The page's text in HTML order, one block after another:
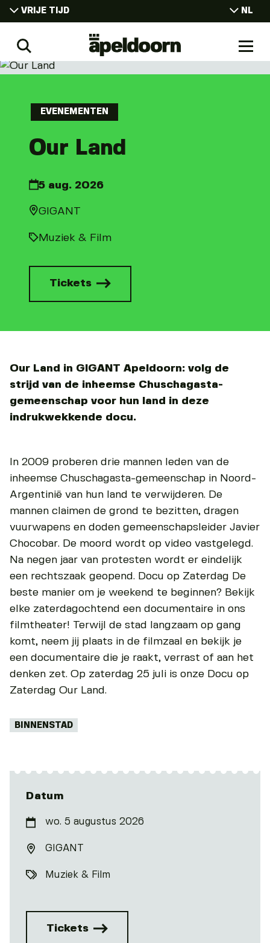
VRIJE TIJD
WONEN
WERKEN
STUDEREN
Uit
Apeldoorn
NL
DE
Zoeken
Naar
EVENEMENTEN
Our Land
5 aug. 2026
GIGANT
Muziek & Film
Tickets
Our Land in GIGANT Apeldoorn: volg de
strijd van de inheemse Chuschagasta-
gemeenschap voor hun land in deze
indrukwekkende docu.
In 2009 proberen drie mannen leden van de
inheemse Chuschagasta-gemeenschap in Noord-
Argentinië van hun land te verwijderen. De
mannen claimen de grond te bezitten, dragen
vuurwapens en doden gemeenschapsleider Javier
Chocobar. De moord wordt op video vastgelegd.
Na negen jaar van protesten wordt er eindelijk
een rechtszaak geopend. Docu op Zaterdag De
beste manier om je weekend te beginnen? Bekijk
elke zaterdagochtend een documentaire in ons
filmtheater! Terwijl de stad langzaam op gang
komt, neem jij plaats in de filmzaal en bekijk je
een documentaire die je raakt, verrast of aan het
denken zet. Op zaterdag 25 juli is onze Docu op
Zaterdag Our Land.
Tags:
BINNENSTAD
Datum
wo. 5 augustus 2026
GIGANT
Muziek & Film
Tickets